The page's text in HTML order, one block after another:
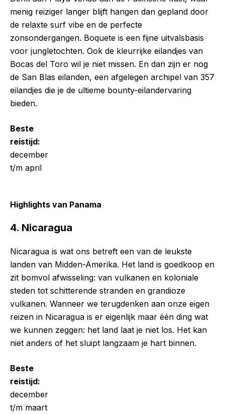
menig reiziger langer blijft hangen dan gepland door
de relaxte surf vibe en de perfecte
zonsondergangen. Boquete is een fijne uitvalsbasis
voor jungletochten. Ook de kleurrijke eilandjes van
Bocas del Toro wil je niet missen. En dan zijn er nog
de San Blas eilanden, een afgelegen archipel van 357
eilandjes die je de ultieme bounty-eilandervaring
bieden.
Beste
reistijd:
december
t/m april
Highlights van Panama
4. Nicaragua
Nicaragua is wat ons betreft een van de leukste
landen van Midden-Amerika. Het land is goedkoop en
zit bomvol afwisseling: van vulkanen en koloniale
steden tot schitterende stranden en grandioze
vulkanen. Wanneer we terugdenken aan onze eigen
reizen in Nicaragua is er eigenlijk maar één ding wat
we kunnen zeggen: het land laat je niet los. Het kan
niet anders of het sluipt langzaam je hart binnen.
Beste
reistijd:
december
t/m maart